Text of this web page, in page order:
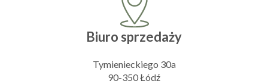
Biuro sprzedaży
Tymienieckiego 30a
90-350 Łódź